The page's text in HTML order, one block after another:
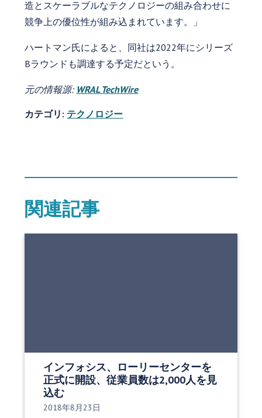
造とスケーラブルなテクノロジーの組み合わせに
競争上の優位性が組み込まれています。」
ハートマン氏によると、同社は2022年にシリーズ
Bラウンドも調達する予定だという。
元の情報源: WRAL TechWire
カテゴリ: テクノロジー
関連記事
インフォシス、ローリーセンターを
正式に開設、従業員数は2,000人を見
込む
発行日:
2018年8月23日